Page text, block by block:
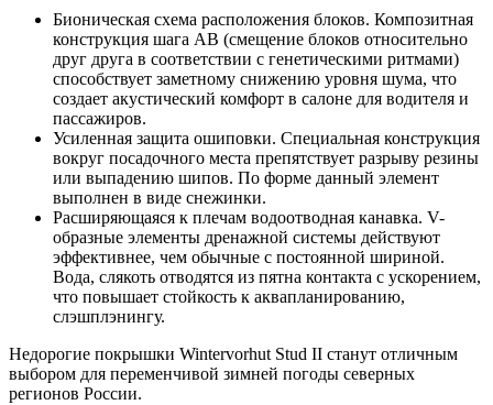
Бионическая схема расположения блоков. Композитная
конструкция шага AB (смещение блоков относительно
друг друга в соответствии с генетическими ритмами)
способствует заметному снижению уровня шума, что
создает акустический комфорт в салоне для водителя и
пассажиров.
Усиленная защита ошиповки. Специальная конструкция
вокруг посадочного места препятствует разрыву резины
или выпадению шипов. По форме данный элемент
выполнен в виде снежинки.
Расширяющаяся к плечам водоотводная канавка. V-
образные элементы дренажной системы действуют
эффективнее, чем обычные с постоянной шириной.
Вода, слякоть отводятся из пятна контакта с ускорением,
что повышает стойкость к аквапланированию,
слэшплэнингу.
Недорогие покрышки Wintervorhut Stud II станут отличным
выбором для переменчивой зимней погоды северных
регионов России.